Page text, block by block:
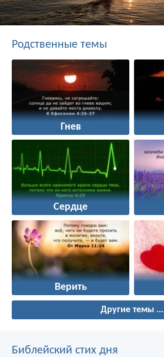
Родственные темы
Гнев
Сердце
Верить
Другие темы ...
Библейский стих дня